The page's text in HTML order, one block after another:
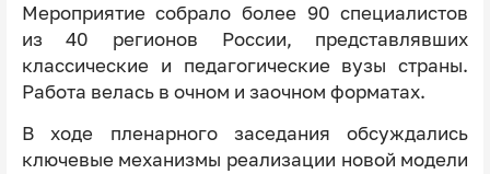
Мероприятие собрало более 90 специалистов
из 40 регионов России, представлявших
классические и педагогические вузы страны.
Работа велась в очном и заочном форматах.
В ходе пленарного заседания обсуждались
ключевые механизмы реализации новой модели